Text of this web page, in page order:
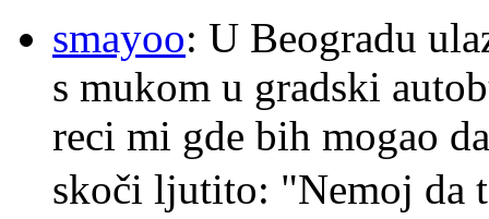
smayoo: U Beogradu
s mukom u gradski
reci mi gde bih mogao
skoči ljutito: "Nemoj da